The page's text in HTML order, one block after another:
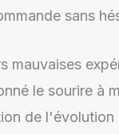
sans
mauvaises
le sourire à
de